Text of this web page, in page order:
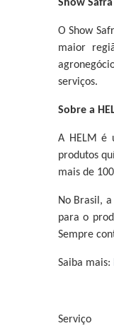
Show Safra
O Show
maior
serviços.
Sobre a
A HELM é
produtos
mais de
No Brasil,
para o
Sempre
Saiba mais:
Serviço